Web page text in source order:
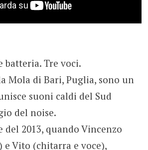
batteria. Tre voci.
Mola di Bari, Puglia, sono un
suoni caldi del Sud
del noise.
del 2013, quando Vincenzo
e Vito (chitarra e voce),